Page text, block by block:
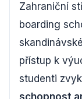
Zahraniční
boarding
přístup k
studenti
schopnost